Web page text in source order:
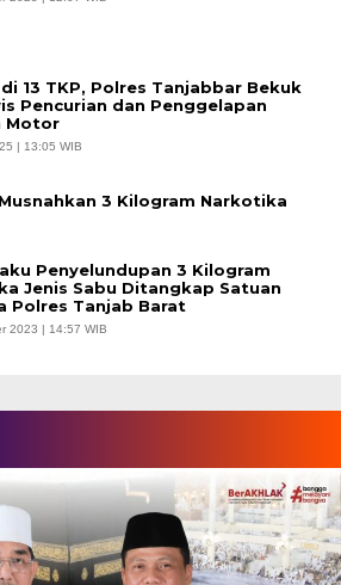
13 TKP, Polres Tanjabbar Bekuk
Pencurian dan Penggelapan
Motor
| 13:05 WIB
3 Kilogram Narkotika
Penyelundupan 3 Kilogram
Jenis Sabu Ditangkap Satuan
Polres Tanjab Barat
2023 | 14:57 WIB